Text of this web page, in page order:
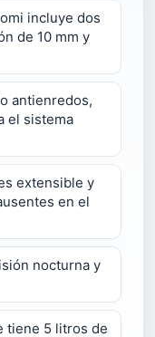
incluye dos
de 10 mm y
antienredos,
el sistema
extensible y
en el
nocturna y
tiene 5 litros de